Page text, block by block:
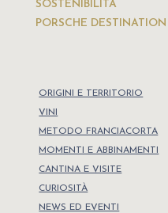
SOSTENIBILITÀ
PORSCHE
ORIGINI E TERRITORIO
VINI
METODO FRANCIACORTA
MOMENTI E ABBINAMENTI
CANTINA E VISITE
CURIOSITÀ
NEWS ED EVENTI